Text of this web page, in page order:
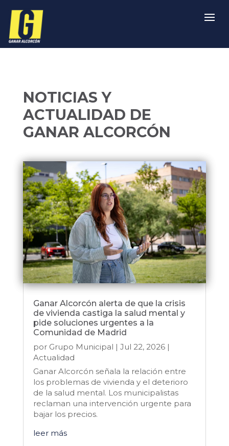
NOTICIAS Y
ACTUALIDAD DE
GANAR ALCORCÓN
Ganar Alcorcón alerta de que la crisis
de vivienda castiga la salud mental y
pide soluciones urgentes a la
Comunidad de Madrid
por Grupo Municipal | Jul 22, 2026|
Actualidad
Ganar Alcorcón señala la relación entre
los problemas de vivienda y el deterioro
de la salud mental. Los municipalistas
reclaman una intervención urgente para
bajar los precios.
leer más